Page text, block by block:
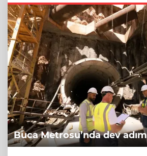
Buca Metrosu’nda dev adım